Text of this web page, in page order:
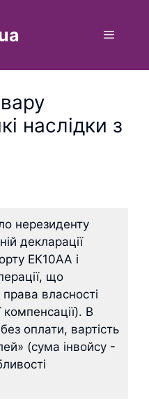
Меню
наслідки з
нерезиденту
декларації
ЕК10АА і
що
власності
компенсації). В
оплати, вартість
(сума інвойсу -